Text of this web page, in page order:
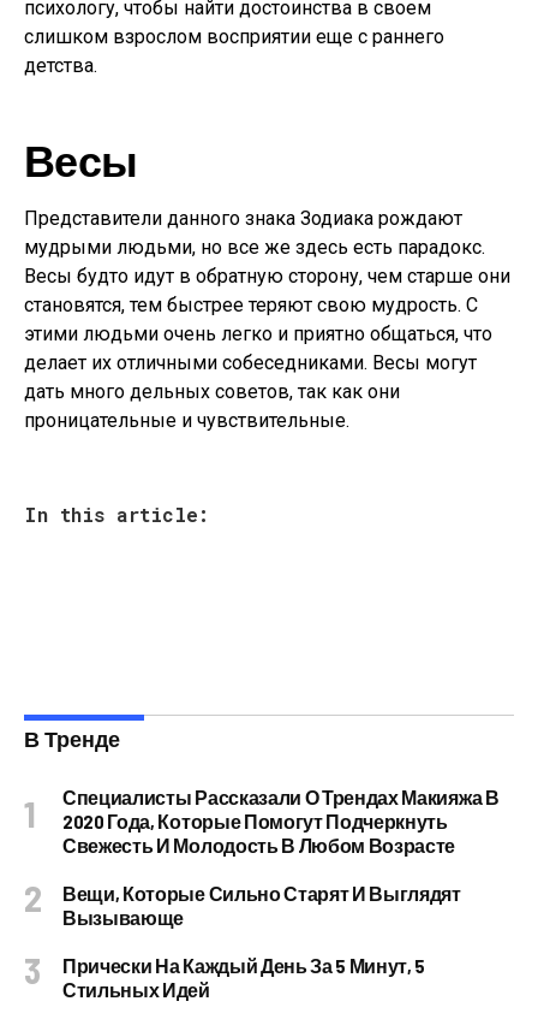
психологу, чтобы найти достоинства в своем
слишком взрослом восприятии еще с раннего
детства.
Весы
Представители данного знака Зодиака рождают
мудрыми людьми, но все же здесь есть парадокс.
Весы будто идут в обратную сторону, чем старше они
становятся, тем быстрее теряют свою мудрость. С
этими людьми очень легко и приятно общаться, что
делает их отличными собеседниками. Весы могут
дать много дельных советов, так как они
проницательные и чувствительные.
In this article:
В Тренде
Специалисты Рассказали О Трендах Макияжа В
2020 Года, Которые Помогут Подчеркнуть
Свежесть И Молодость В Любом Возрасте
Вещи, Которые Сильно Старят И Выглядят
Вызывающе
Прически На Каждый День За 5 Минут, 5
Стильных Идей